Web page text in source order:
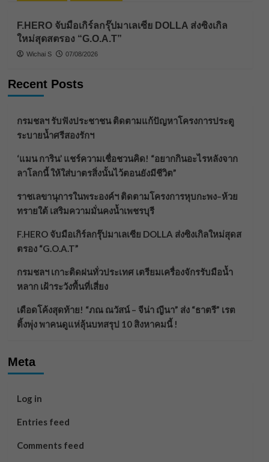
F.HERO จับมือเกิร์ลกรุ๊ปมาเลเซีย DOLLA ส่งซิงเกิล
ใหม่สุดสตรอง “G.O.A.T”
Wichai S 07/08/2026
Recent Posts
กรมชลฯ รับฟังประชาชน ติดตามแก้ปัญหาโครงการประตู
ระบายน้ำศรีสองรักฯ
‘แมน การิน’ แชร์ความเชื่อชวนคิด! “อยากกินอะไรหลังจาก
ลาโลกนี้ ให้ใส่บาตรสิ่งนั้นไว้ตอนยังมีชีวิต”
ราชเลขานุการในพระองค์ฯ ติดตามโครงการหุบกะพง–ห้วย
ทรายใต้ เสริมความมั่นคงน้ำเพชรบุรี
F.HERO จับมือเกิร์ลกรุ๊ปมาเลเซีย DOLLA ส่งซิงเกิลใหม่สุดส
ตรอง “G.O.A.T”
กรมชลฯ เกาะติดฝนทั่วประเทศ เตรียมเครื่องจักรรับมือน้ำ
หลาก เฝ้าระวังพื้นที่เสี่ยง
เดือดโค้งสุดท้าย! “ภณ ณวัสน์ – จีน่า ญีนา” ส่ง “ธาตรี” เรต
ติ้งพุ่ง พาคนดูแห่ลุ้นบทสรุป 10 สิงหาคมนี้ !
Meta
Log in
Entries feed
Comments feed